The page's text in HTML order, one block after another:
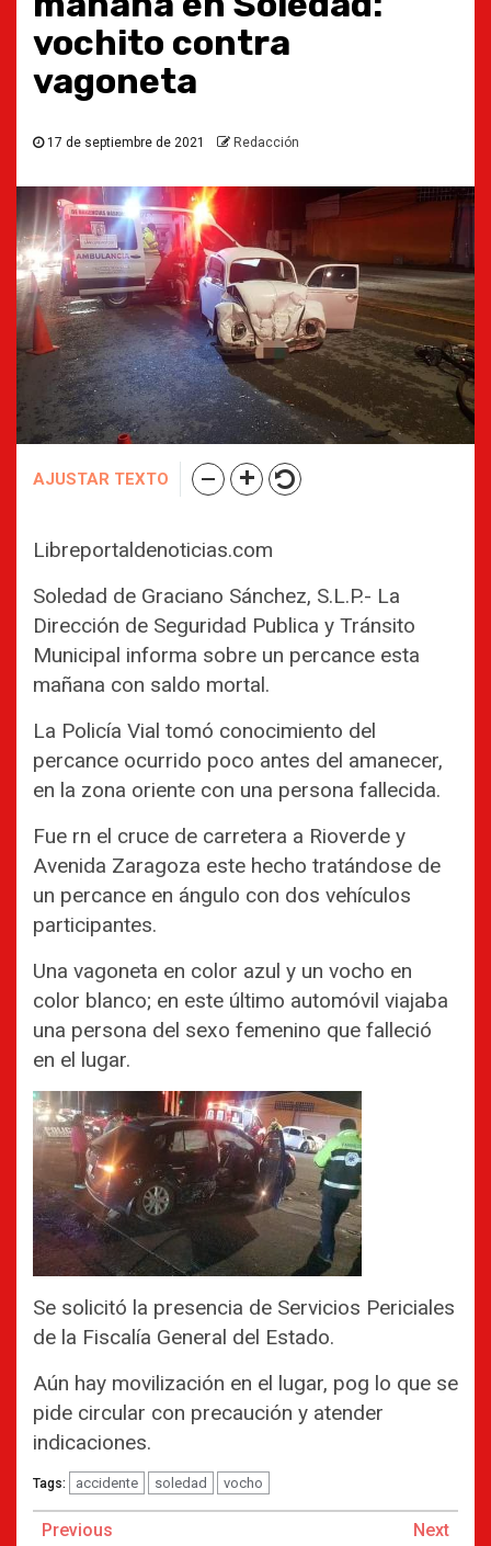
vochito contra
vagoneta
17 de septiembre de 2021 Redacción
AJUSTAR TEXTO
Libreportaldenoticias.com
Soledad de Graciano Sánchez, S.L.P.- La
Dirección de Seguridad Publica y Tránsito
Municipal informa sobre un percance esta
mañana con saldo mortal.
La Policía Vial tomó conocimiento del
percance ocurrido poco antes del amanecer,
en la zona oriente con una persona fallecida.
Fue rn el cruce de carretera a Rioverde y
Avenida Zaragoza este hecho tratándose de
un percance en ángulo con dos vehículos
participantes.
Una vagoneta en color azul y un vocho en
color blanco; en este último automóvil viajaba
una persona del sexo femenino que falleció
en el lugar.
Se solicitó la presencia de Servicios Periciales
de la Fiscalía General del Estado.
Aún hay movilización en el lugar, pog lo que se
pide circular con precaución y atender
indicaciones.
Tags: accidente soledad vocho
Continue
Previous
Next